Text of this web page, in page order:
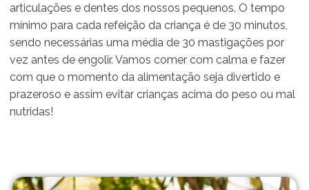
articulações e dentes dos nossos pequenos. O tempo
mínimo para cada refeição da criança é de 30 minutos,
sendo necessárias uma média de 30 mastigações por
vez antes de engolir. Vamos comer com calma e fazer
com que o momento da alimentação seja divertido e
prazeroso e assim evitar crianças acima do peso ou mal
nutridas!